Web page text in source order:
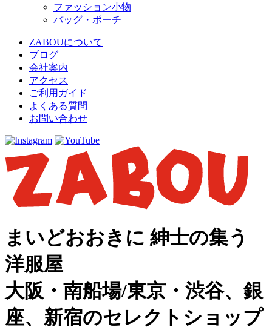
ファッション小物
バッグ・ポーチ
ZABOUについて
ブログ
会社案内
アクセス
ご利用ガイド
よくある質問
お問い合わせ
まいどおおきに 紳士の集う
洋服屋
大阪・南船場/東京・渋谷、銀
座、新宿のセレクトショップ